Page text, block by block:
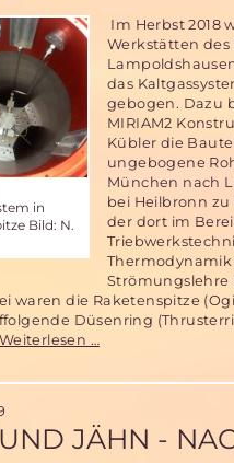
in
Bild: N.
Im Herbst 2018
Werkstätten des
das
gebogen. Dazu
MIRIAM2
Kübler die
ungebogene
München nach
bei Heilbronn zu
der dort im
Strömungslehre
waren die Raketenspitze
Düsenring
Weiterlesen …
integriert
JÄHN -